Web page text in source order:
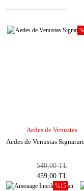
Aedes de Venustas
Aedes de Venustas
540,00 TL
459,00 TL
%15